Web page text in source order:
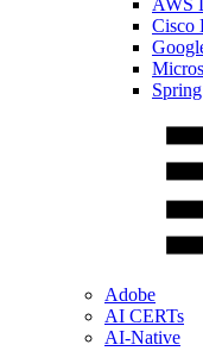
AWS
Cisco
Spring
Adobe
AI CERTs
AI-Native